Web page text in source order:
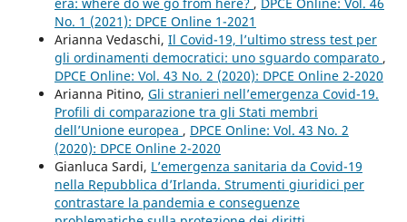
No. 1 (2021): DPCE Online 1-2021
Arianna Vedaschi, Il Covid-19, l’ultimo stress test per
gli ordinamenti democratici: uno sguardo comparato ,
DPCE Online: Vol. 43 No. 2 (2020): DPCE Online 2-2020
Arianna Pitino, Gli stranieri nell’emergenza Covid-19.
Profili di comparazione tra gli Stati membri
dell’Unione europea , DPCE Online: Vol. 43 No. 2
(2020): DPCE Online 2-2020
Gianluca Sardi, L’emergenza sanitaria da Covid-19
nella Repubblica d’Irlanda. Strumenti giuridici per
contrastare la pandemia e conseguenze